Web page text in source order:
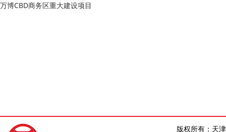
万博CBD商务区重大建设项目
版权所有：天